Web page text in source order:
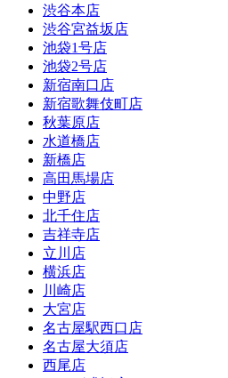
渋谷本店
渋谷宮益坂店
池袋1号店
池袋2号店
新宿南口店
新宿歌舞伎町店
秋葉原店
水道橋店
新橋店
高田馬場店
中野店
北千住店
吉祥寺店
立川店
横浜店
川崎店
大宮店
名古屋駅西口店
名古屋大須店
西尾店